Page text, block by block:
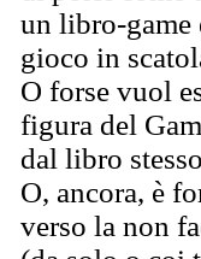
un libro-game
gioco in
O forse vuol
figura del
dal libro
O, ancora, è
verso la non